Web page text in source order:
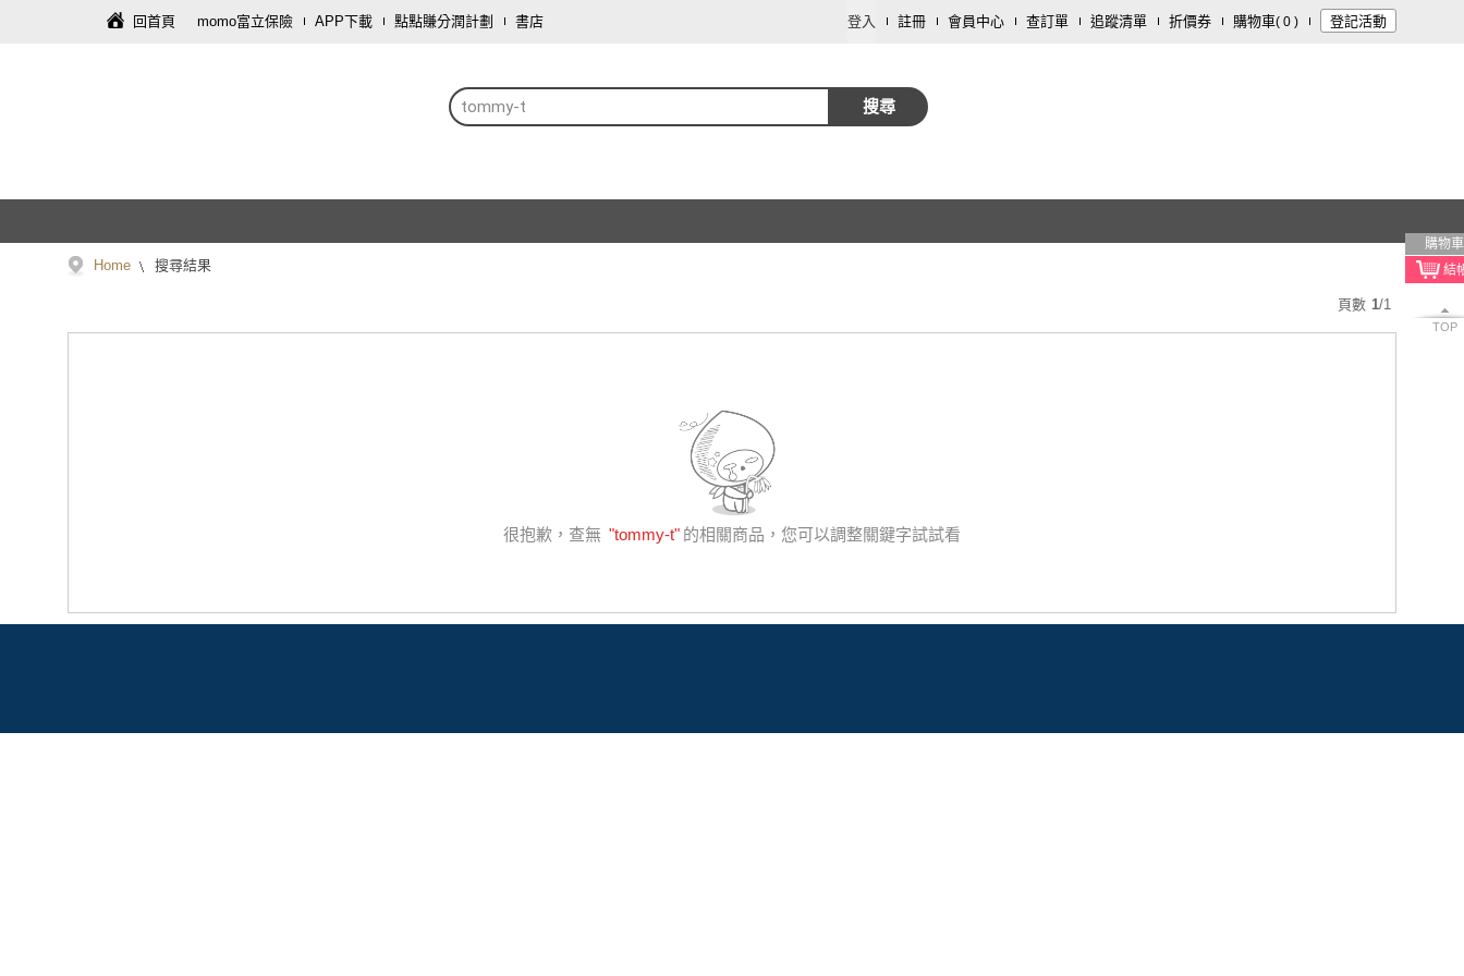
回首頁 momo富立保險 APP下載 點點賺分潤計劃 書店 登入 註冊 會員中心 查訂單 追蹤清單 折價券 購物車( 0 ) 登記活動
tommy-t 搜尋
購物車
TOP
Home 搜尋結果
頁數 1/1
很抱歉，查無 "tommy-t" 的相關商品，您可以調整關鍵字試試看